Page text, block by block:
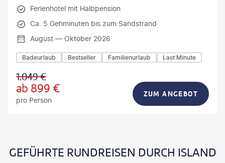
Ferienhotel mit Halbpension
Ca. 5 Gehminuten bis zum Sandstrand
August — Oktober 2026
Badeurlaub Bestseller Familienurlaub Last Minute
1.049€
ab 899 €
pro Person
ZUM ANGEBOT
GEFÜHRTE RUNDREISEN DURCH ISLAND